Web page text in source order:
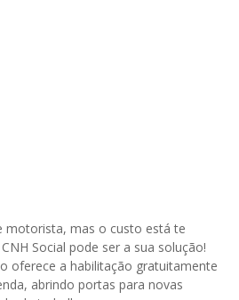
motorista, mas o custo está te
Social pode ser a sua solução!
oferece a habilitação gratuitamente
abrindo portas para novas